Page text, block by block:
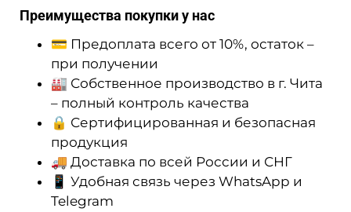
Преимущества покупки у нас
💳 Предоплата всего от 10%, остаток –
при получении
🏭 Собственное производство в г. Чита
– полный контроль качества
🔒 Сертифицированная и безопасная
продукция
🚚 Доставка по всей России и СНГ
📱 Удобная связь через WhatsApp и
Telegram